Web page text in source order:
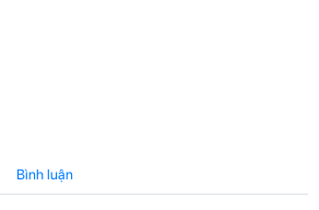
Bình luận